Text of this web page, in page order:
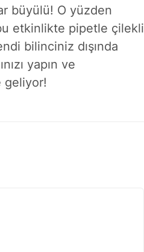
büyülü! O yüzden
bu etkinlikte pipetle çilekli
bilinciniz dışında
yapın ve
geliyor!